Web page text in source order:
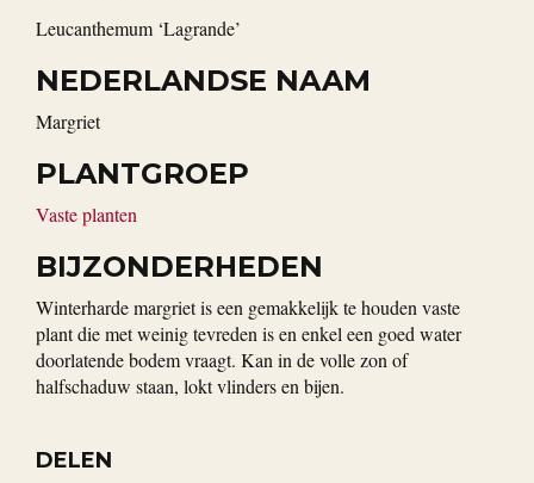
Leucanthemum ‘Lagrande’
NEDERLANDSE NAAM
Margriet
PLANTGROEP
Vaste planten
BIJZONDERHEDEN
Winterharde margriet is een gemakkelijk te houden vaste
plant die met weinig tevreden is en enkel een goed water
doorlatende bodem vraagt. Kan in de volle zon of
halfschaduw staan, lokt vlinders en bijen.
DELEN